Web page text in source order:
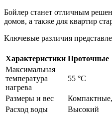
Бойлер станет отличным
домов, а также для квартир
Ключевые различия
Характеристики Проточные
Максимальная
температура
нагрева
55 °С
Размеры и вес
Расход воды
Высокий